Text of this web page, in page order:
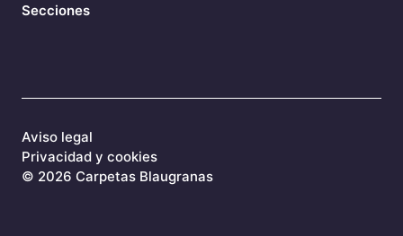
Secciones
© 2026 Carpetas Blaugranas
Aviso legal
Privacidad y cookies